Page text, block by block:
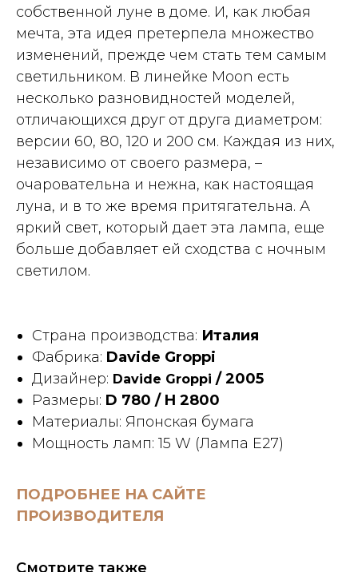
собственной луне в доме. И, как любая
мечта, эта идея претерпела множество
изменений, прежде чем стать тем самым
светильником. В линейке Moon есть
несколько разновидностей моделей,
отличающихся друг от друга диаметром:
версии 60, 80, 120 и 200 см. Каждая из них,
независимо от своего размера, –
очаровательна и нежна, как настоящая
луна, и в то же время притягательна. А
яркий свет, который дает эта лампа, еще
больше добавляет ей сходства с ночным
светилом.
Страна производства: Италия
Фабрика: Davide Groppi
Дизайнер: Davide Groppi / 2005
Размеры: D 780 / H 2800
Материалы: Японская бумага
Мощность ламп: 15 W (Лампа Е27)
ПОДРОБНЕЕ НА САЙТЕ
ПРОИЗВОДИТЕЛЯ
Смотрите также